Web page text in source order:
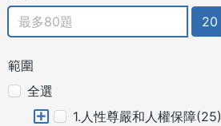
20
範圍
全選
1.人性尊嚴和人權保障(25)